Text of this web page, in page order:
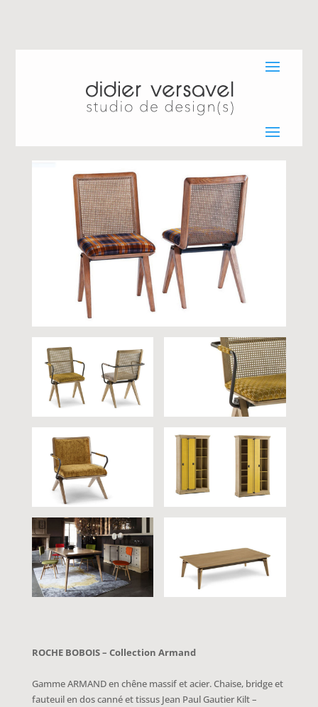
ROCHE BOBOIS – Collection Armand
Gamme ARMAND en chêne massif et acier. Chaise, bridge et
fauteuil en dos canné et tissus Jean Paul Gautier Kilt –